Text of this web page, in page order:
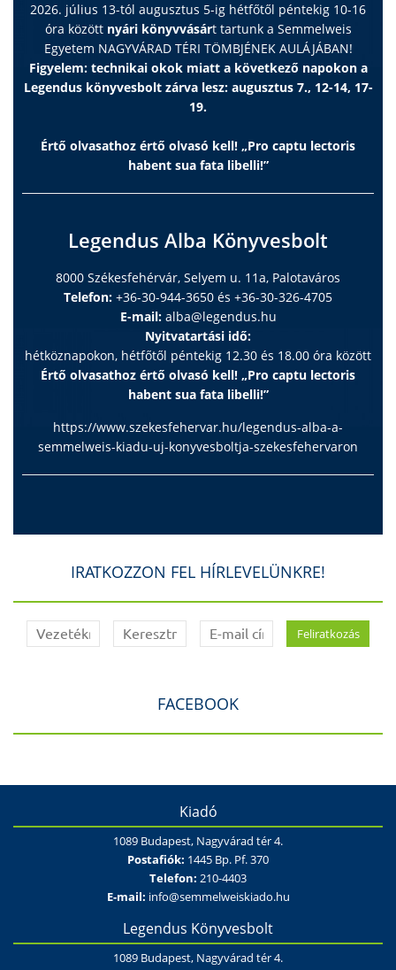
2026. július 13-tól augusztus 5-ig hétfőtől péntekig 10-16
óra között nyári könyvvásárt tartunk a Semmelweis
Egyetem NAGYVÁRAD TÉRI TÖMBJÉNEK AULÁJÁBAN!
Figyelem: technikai okok miatt a következő napokon a
Legendus könyvesbolt zárva lesz: augusztus 7., 12-14, 17-
19.
Értő olvasathoz értő olvasó kell! „Pro captu lectoris
habent sua fata libelli!”
Legendus Alba Könyvesbolt
8000 Székesfehérvár, Selyem u. 11a, Palotaváros
Telefon: +36-30-944-3650 és +36-30-326-4705
E-mail: alba@legendus.hu
Nyitvatartási idő:
hétköznapokon, hétfőtől péntekig 12.30 és 18.00 óra között
Értő olvasathoz értő olvasó kell! „Pro captu lectoris
habent sua fata libelli!”
https://www.szekesfehervar.hu/legendus-alba-a-
semmelweis-kiadu-uj-konyvesboltja-szekesfehervaron
IRATKOZZON FEL HÍRLEVELÜNKRE!
FACEBOOK
Kiadó
1089 Budapest, Nagyvárad tér 4.
Postafiók: 1445 Bp. Pf. 370
Telefon: 210-4403
E-mail: info@semmelweiskiado.hu
Legendus Könyvesbolt
1089 Budapest, Nagyvárad tér 4.